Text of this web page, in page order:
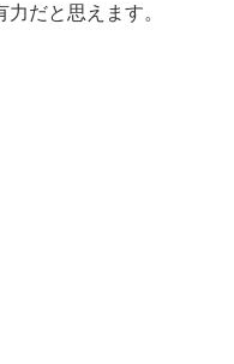
だと思えます。